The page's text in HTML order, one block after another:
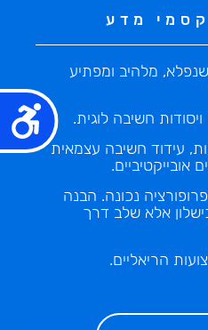
קסמי מדע
מלהיב ומפתיע
חשיבה לוגית.
עידוד חשיבה עצמאית
אובייקטיביים.
נכונה. הבנה
אלא שלב דרך
הריאליים.